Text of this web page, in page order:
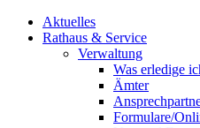
Aktuelles
Rathaus & Service
Verwaltung
Was erledige
Ämter
Formulare/